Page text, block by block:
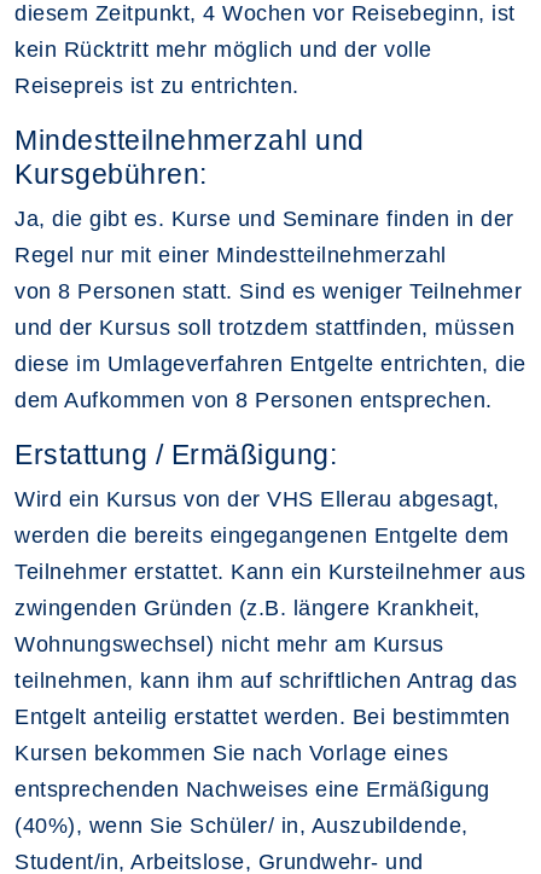
diesem Zeitpunkt, 4 Wochen vor Reisebeginn, ist
kein Rücktritt mehr möglich und der volle
Reisepreis ist zu entrichten.
Mindestteilnehmerzahl und
Kursgebühren:
Ja, die gibt es. Kurse und Seminare finden in der
Regel nur mit einer Mindestteilnehmerzahl
von 8 Personen statt. Sind es weniger Teilnehmer
und der Kursus soll trotzdem stattfinden, müssen
diese im Umlageverfahren Entgelte entrichten, die
dem Aufkommen von 8 Personen entsprechen.
Erstattung / Ermäßigung:
Wird ein Kursus von der VHS Ellerau abgesagt,
werden die bereits eingegangenen Entgelte dem
Teilnehmer erstattet. Kann ein Kursteilnehmer aus
zwingenden Gründen (z.B. längere Krankheit,
Wohnungswechsel) nicht mehr am Kursus
teilnehmen, kann ihm auf schriftlichen Antrag das
Entgelt anteilig erstattet werden. Bei bestimmten
Kursen bekommen Sie nach Vorlage eines
entsprechenden Nachweises eine Ermäßigung
(40%), wenn Sie Schüler/ in, Auszubildende,
Student/in, Arbeitslose, Grundwehr- und